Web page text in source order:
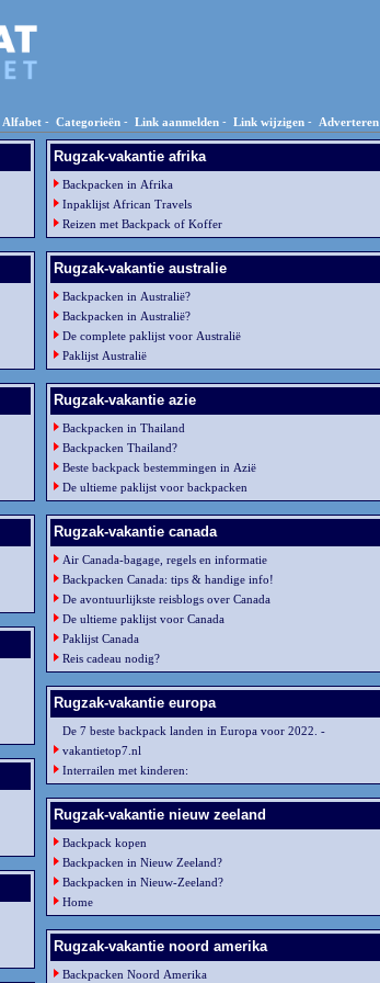
Alfabet - Categorieën - Link aanmelden - Link wijzigen - Adverteren
Rugzak-vakantie afrika
Backpacken in Afrika
Inpaklijst African Travels
Reizen met Backpack of Koffer
Rugzak-vakantie australie
Backpacken in Australië?
Backpacken in Australië?
De complete paklijst voor Australië
Paklijst Australië
Rugzak-vakantie azie
Backpacken in Thailand
Backpacken Thailand?
Beste backpack bestemmingen in Azië
De ultieme paklijst voor backpacken
Rugzak-vakantie canada
Air Canada-bagage, regels en informatie
Backpacken Canada: tips & handige info!
De avontuurlijkste reisblogs over Canada
De ultieme paklijst voor Canada
Paklijst Canada
Reis cadeau nodig?
Rugzak-vakantie europa
De 7 beste backpack landen in Europa voor 2022. -
vakantietop7.nl
Interrailen met kinderen:
Rugzak-vakantie nieuw zeeland
Backpack kopen
Backpacken in Nieuw Zeeland?
Backpacken in Nieuw-Zeeland?
Home
Rugzak-vakantie noord amerika
Backpacken Noord Amerika